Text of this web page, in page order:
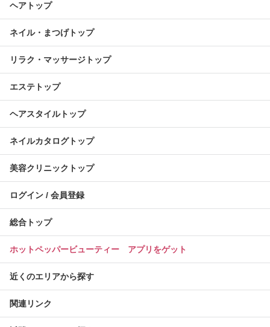
ヘアトップ
ネイル・まつげトップ
リラク・マッサージトップ
エステトップ
ヘアスタイルトップ
ネイルカタログトップ
美容クリニックトップ
ログイン / 会員登録
総合トップ
ホットペッパービューティー アプリをゲット
近くのエリアから探す
関連リンク